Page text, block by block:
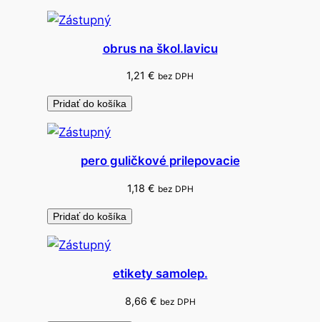
k
d
a
f
r
b
n
é
obrus na škol.lavicu
1,21 € bez DPH
Pridať do košíka
pero guličkové prilepovacie
1,18 € bez DPH
Pridať do košíka
etikety samolep.
8,66 € bez DPH